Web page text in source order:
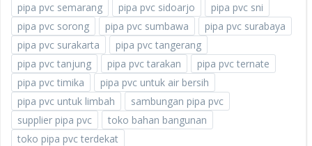
pipa pvc semarang
pipa pvc sidoarjo
pipa pvc sni
pipa pvc sorong
pipa pvc sumbawa
pipa pvc surabaya
pipa pvc surakarta
pipa pvc tangerang
pipa pvc tanjung
pipa pvc tarakan
pipa pvc ternate
pipa pvc timika
pipa pvc untuk air bersih
pipa pvc untuk limbah
sambungan pipa pvc
supplier pipa pvc
toko bahan bangunan
toko pipa pvc terdekat